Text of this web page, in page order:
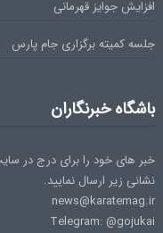
افزایش جوایز قهرمانی
جلسه کمیته برگزاری جام پارس
باشگاه خبرنگاران
خبر های خود را برای درج در
نشانی زیر ارسال نمایید.
news@karatemag.ir
Telegram: @gojukai